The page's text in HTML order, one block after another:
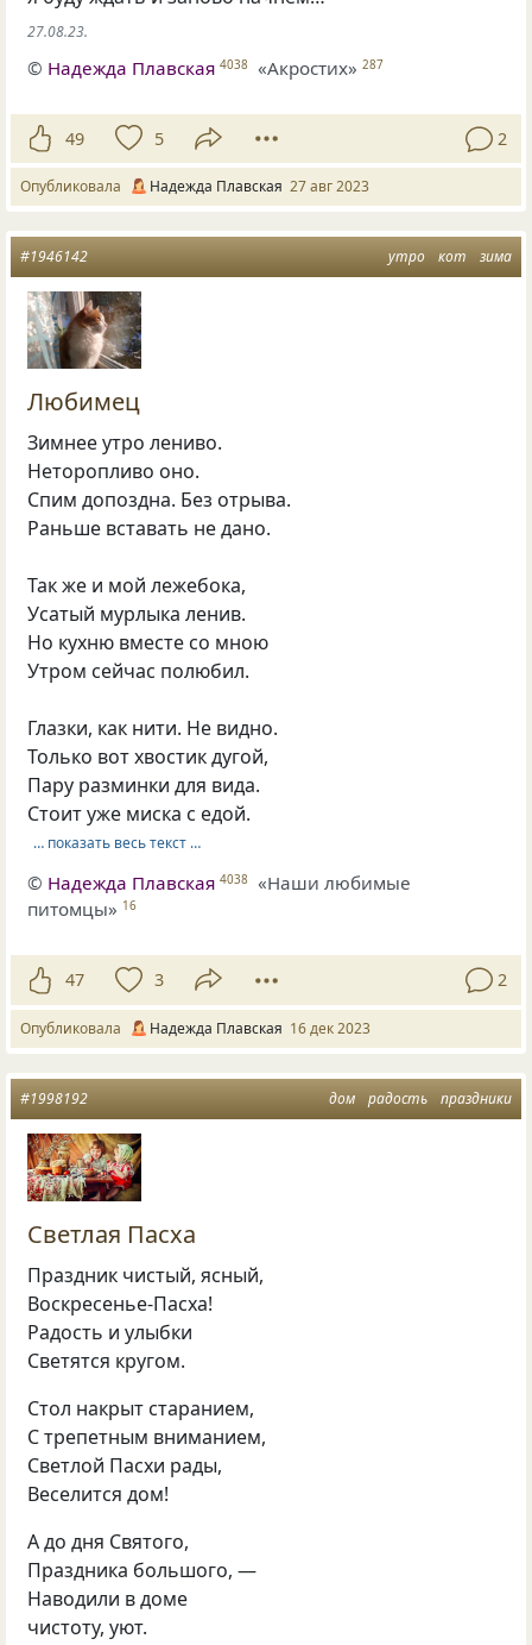
27.08.23.
© Надежда Плавская 4038 «Акростих» 287
49 5 2
Опубликовала Надежда Плавская 27 авг 2023
утро кот зима
#1946142
Любимец
Зимнее утро лениво.
Неторопливо оно.
Спим допоздна. Без отрыва.
Раньше вставать не дано.
Так же и мой лежебока,
Усатый мурлыка ленив.
Но кухню вместе со мною
Утром сейчас полюбил.
Глазки, как нити. Не видно.
Только вот хвостик дугой,
Пару разминки для вида.
Стоит уже миска с едой.
… показать весь текст …
© Надежда Плавская 4038
«Наши любимые
питомцы» 16
47 3 2
Опубликовала Надежда Плавская 16 дек 2023
дом радость праздники
#1998192
Светлая Пасха
Праздник чистый, ясный,
Воскресенье-Пасха!
Радость и улыбки
Светятся кругом.
Стол накрыт старанием,
С трепетным вниманием,
Светлой Пасхи рады,
Веселится дом!
А до дня Святого,
Праздника большого, —
Наводили в доме
чистоту, уют.